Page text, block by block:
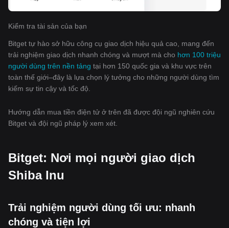
Kiểm tra tài sản của bạn
Bitget tự hào sở hữu công cụ giao dịch hiệu quả cao, mang đến
trải nghiệm giao dịch nhanh chóng và mượt mà cho hơn 100 triệu
người dùng trên nền tảng tại hơn 150 quốc gia và khu vực trên
toàn thế giới–đây là lựa chọn lý tưởng cho những người dùng tìm
kiếm sự tin cậy và tốc độ.
Hướng dẫn mua tiền điện tử ở trên đã được đội ngũ nghiên cứu
Bitget và đội ngũ pháp lý xem xét.
Bitget: Nơi mọi người giao dịch
Shiba Inu
Trải nghiệm người dùng tối ưu: nhanh
chóng và tiện lợi